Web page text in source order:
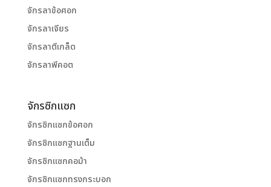
จักรลาข้อศอก
จักรลาเจียร
จักรลาตีเกล็ด
จักรลาพีคอต
จักรซิกแซก
จักรซิกแซกข้อศอก
จักรซิกแซกฐานเต็ม
จักรซิกแซกคอม้า
จักรซิกแซกทรงกระบอก